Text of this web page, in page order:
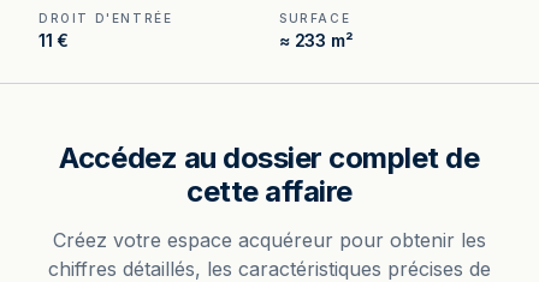
DROIT D'ENTRÉE
11 €
SURFACE
≈ 233 m²
Accédez au dossier complet de
cette affaire
Créez votre espace acquéreur pour obtenir les
chiffres détaillés, les caractéristiques précises de